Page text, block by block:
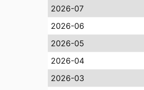
2026-07
2026-06
2026-05
2026-04
2026-03